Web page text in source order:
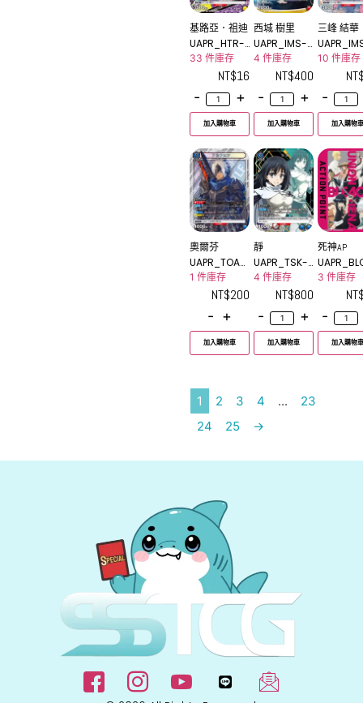
基路亞．祖迪
UAPR_HTR-
2-027C
33 件庫存
NT$16
-
+
加入購物車
西城 樹里
UAPR_IMS-1
-085U
4 件庫存
NT$400
-
+
加入購物車
三峰 結華
-048U
10 件庫存
-
加入購物車
奧爾芬
UAPR_TOA-1
-003R
1 件庫存
NT$200
- +
加入購物車
靜
UAPR_TSK-P
-002PR
4 件庫存
NT$800
-
+
加入購物車
死神AP
AP01
3 件庫存
-
加入購物車
1 2 3 4 ...
23
24
25 →